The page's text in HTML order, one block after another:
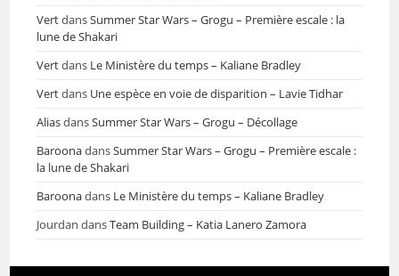
VertdansSummer Star Wars – Grogu – Première escale : la
lune de Shakari
Vertdans Le Ministère du temps – Kaliane Bradley
Vertdans Une espèce en voie de disparition – Lavie Tidhar
AliasdansSummer Star Wars – Grogu – Décollage
BaroonadansSummer Star Wars – Grogu – Première escale :
la lune de Shakari
Baroonadans Le Ministère du temps – Kaliane Bradley
Jourdan dansTeam Building – Katia Lanero Zamora